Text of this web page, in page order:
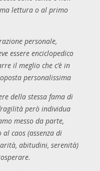
lettura o al primo
personale,
essere enciclopedico
il meglio che c’è in
personalissima
della stessa fama di
però individua
messo da parte,
caos (assenza di
abitudini, serenità)